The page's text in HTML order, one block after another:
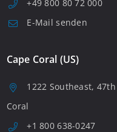
+49 800 80 72 000
E-Mail senden
Cape Coral (US)
1222 Southeast,
Coral
+1 800 638-0247